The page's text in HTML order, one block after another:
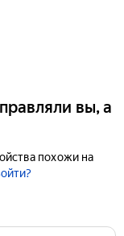
вы, а
похожи на